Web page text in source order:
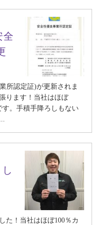
全
所認定証)が更新されま
ります！当社はほぼ
す。手積手降ろしもない
た！当社はほぼ100％カ